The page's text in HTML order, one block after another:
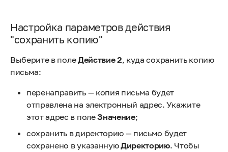
Настройка параметров действия
"сохранить копию"
Выберите в полеДействие 2, куда сохранить копию
письма:
перенаправить — копия письма будет
отправлена на электронный адрес. Укажите
этот адрес в полеЗначение;
сохранить в директорию — письмо будет
сохранено в указаннуюДиректорию. Чтобы